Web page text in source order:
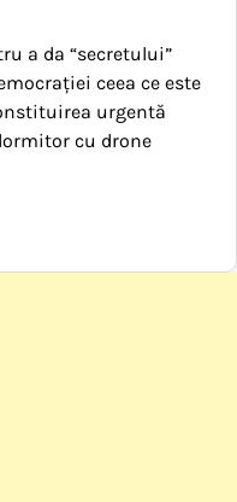
a da “secretului”
ceea ce este
urgentă
cu drone